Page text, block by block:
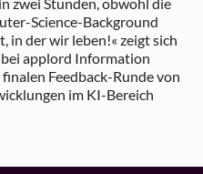
Science-Background
in der wir leben!« zeigt sich
applord Information
Feedback-Runde von
im KI-Bereich